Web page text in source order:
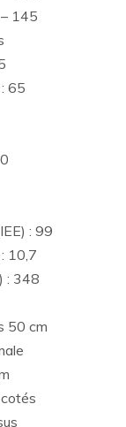
145
65
: 99
10,7
: 348
50 cm